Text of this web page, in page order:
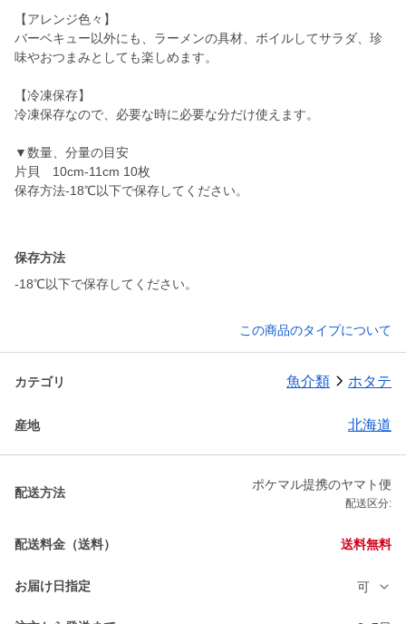
【アレンジ色々】
バーベキュー以外にも、ラーメンの具材、ボイルしてサラダ、珍
味やおつまみとしても楽しめます。
【冷凍保存】
冷凍保存なので、必要な時に必要な分だけ使えます。
▼数量、分量の目安
片貝 10cm-11cm 10枚
保存方法-18℃以下で保存してください。
保存方法
-18℃以下で保存してください。
この商品のタイプについて
カテゴリ 魚介類 ホタテ
産地 北海道
配送方法
ポケマル提携のヤマト便
配送区分:
配送料金（送料） 送料無料
お届け日指定 可